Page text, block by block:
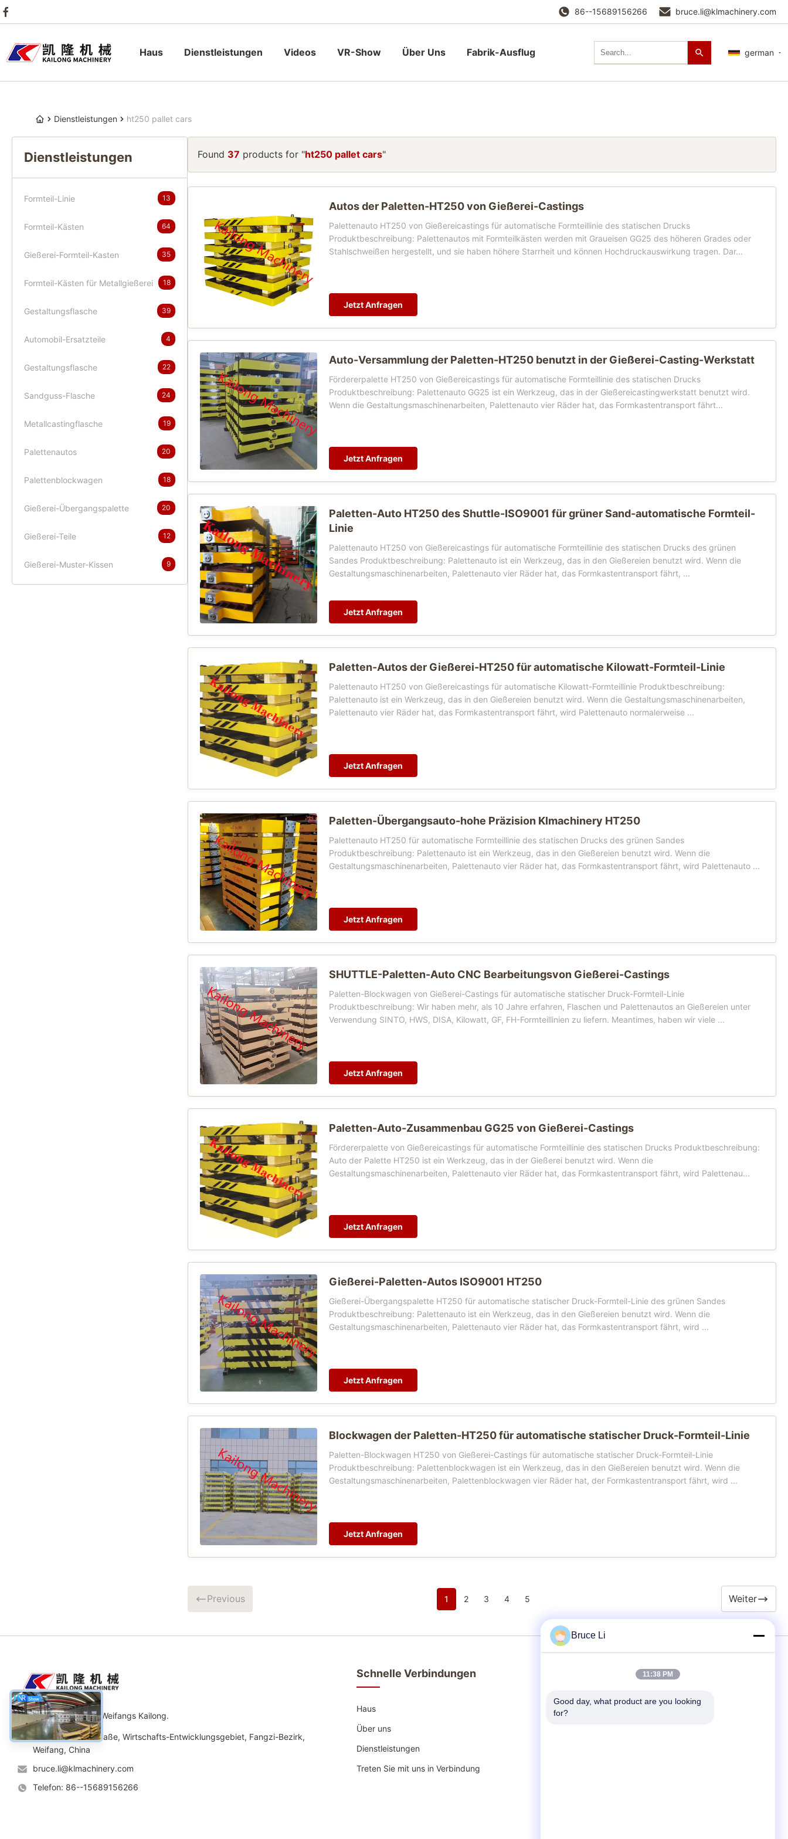
86--15689156266 bruce.li@klmachinery.com
Haus Dienstleistungen Videos VR-Show Über Uns Fabrik-Ausflug german
Dienstleistungen ht250 pallet cars
Dienstleistungen
Formteil-Linie 13
Formteil-Kästen 64
Gießerei-Formteil-Kasten 35
Formteil-Kästen für Metallgießerei 18
Gestaltungsflasche 39
Automobil-Ersatzteile 4
Gestaltungsflasche 22
Sandguss-Flasche 24
Metallcastingflasche 19
Palettenautos 20
Palettenblockwagen 18
Gießerei-Übergangspalette 20
Gießerei-Teile 12
Gießerei-Muster-Kissen 9
Found 37 products for "ht250 pallet cars"
Autos der Paletten-HT250 von Gießerei-Castings
Palettenauto HT250 von Gießereicastings für automatische Formteillinie des statischen Drucks
Produktbeschreibung: Palettenautos mit Formteilkästen werden mit Graueisen GG25 des höheren Grades oder
Stahlschweißen hergestellt, und sie haben höhere Starrheit und können Hochdruckauswirkung tragen. Dar...
Jetzt Anfragen
Auto-Versammlung der Paletten-HT250 benutzt in der Gießerei-Casting-Werkstatt
Fördererpalette HT250 von Gießereicastings für automatische Formteillinie des statischen Drucks
Produktbeschreibung: Palettenauto GG25 ist ein Werkzeug, das in der Gießereicastingwerkstatt benutzt wird.
Wenn die Gestaltungsmaschinenarbeiten, Palettenauto vier Räder hat, das Formkastentransport fährt...
Jetzt Anfragen
Paletten-Auto HT250 des Shuttle-ISO9001 für grüner Sand-automatische Formteil-
Linie
Palettenauto HT250 von Gießereicastings für automatische Formteillinie des statischen Drucks des grünen
Sandes Produktbeschreibung: Palettenauto ist ein Werkzeug, das in den Gießereien benutzt wird. Wenn die
Gestaltungsmaschinenarbeiten, Palettenauto vier Räder hat, das Formkastentransport fährt, ...
Jetzt Anfragen
Paletten-Autos der Gießerei-HT250 für automatische Kilowatt-Formteil-Linie
Palettenauto HT250 von Gießereicastings für automatische Kilowatt-Formteillinie Produktbeschreibung:
Palettenauto ist ein Werkzeug, das in den Gießereien benutzt wird. Wenn die Gestaltungsmaschinenarbeiten,
Palettenauto vier Räder hat, das Formkastentransport fährt, wird Palettenauto normalerweise ...
Jetzt Anfragen
Paletten-Übergangsauto-hohe Präzision Klmachinery HT250
Palettenauto HT250 für automatische Formteillinie des statischen Drucks des grünen Sandes
Produktbeschreibung: Palettenauto ist ein Werkzeug, das in den Gießereien benutzt wird. Wenn die
Gestaltungsmaschinenarbeiten, Palettenauto vier Räder hat, das Formkastentransport fährt, wird Palettenauto ...
Jetzt Anfragen
SHUTTLE-Paletten-Auto CNC Bearbeitungsvon Gießerei-Castings
Paletten-Blockwagen von Gießerei-Castings für automatische statischer Druck-Formteil-Linie
Produktbeschreibung: Wir haben mehr, als 10 Jahre erfahren, Flaschen und Palettenautos an Gießereien unter
Verwendung SINTO, HWS, DISA, Kilowatt, GF, FH-Formteillinien zu liefern. Meantimes, haben wir viele ...
Jetzt Anfragen
Paletten-Auto-Zusammenbau GG25 von Gießerei-Castings
Fördererpalette von Gießereicastings für automatische Formteillinie des statischen Drucks Produktbeschreibung:
Auto der Palette HT250 ist ein Werkzeug, das in der Gießerei benutzt wird. Wenn die
Gestaltungsmaschinenarbeiten, Palettenauto vier Räder hat, das Formkastentransport fährt, wird Palettenau...
Jetzt Anfragen
Gießerei-Paletten-Autos ISO9001 HT250
Gießerei-Übergangspalette HT250 für automatische statischer Druck-Formteil-Linie des grünen Sandes
Produktbeschreibung: Palettenauto ist ein Werkzeug, das in den Gießereien benutzt wird. Wenn die
Gestaltungsmaschinenarbeiten, Palettenauto vier Räder hat, das Formkastentransport fährt, wird ...
Jetzt Anfragen
Blockwagen der Paletten-HT250 für automatische statischer Druck-Formteil-Linie
Paletten-Blockwagen HT250 von Gießerei-Castings für automatische statischer Druck-Formteil-Linie
Produktbeschreibung: Palettenblockwagen ist ein Werkzeug, das in den Gießereien benutzt wird. Wenn die
Gestaltungsmaschinenarbeiten, Palettenblockwagen vier Räder hat, der Formkastentransport fährt, wird ...
Jetzt Anfragen
Previous 1 2 3 4 5 Weiter
Maschinerie Co., Ltd. Weifangs Kailong.
Adresse: No.11 Straße, Wirtschafts-Entwicklungsgebiet, Fangzi-Bezirk,
Weifang, China
bruce.li@klmachinery.com
Telefon: 86--15689156266
Schnelle Verbindungen
Haus
Über uns
Dienstleistungen
Treten Sie mit uns in Verbindung
Dienstleistungen
Formteil-Linie
Bruce Li
11:38 PM
Good day, what product are you looking
for?